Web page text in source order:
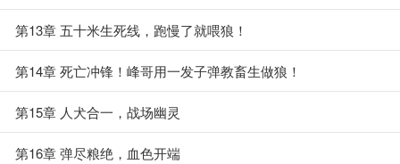
第13章 五十米生死线，跑慢了就喂狼！
第14章 死亡冲锋！峰哥用一发子弹教畜生做狼！
第15章 人犬合一，战场幽灵
第16章 弹尽粮绝，血色开端